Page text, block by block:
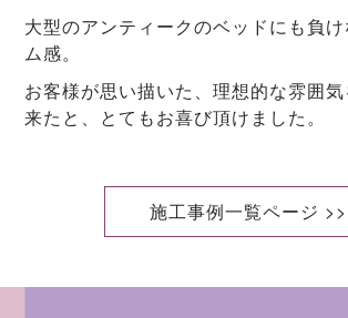
大型のアンティークのベッドにも負
ム感。
お客様が思い描いた、理想的な雰囲
来たと、とてもお喜び頂けました。
施工事例一覧ページ >>